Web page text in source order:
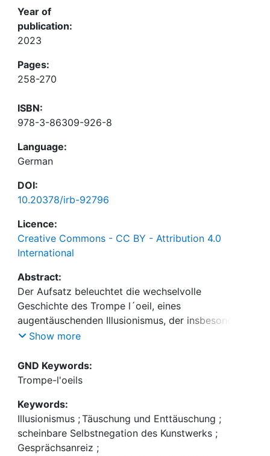
Year of
publication:
2023
Pages:
258-270
ISBN:
978-3-86309-926-8
Language:
German
DOI:
10.20378/irb-92796
Licence:
Creative Commons - CC BY - Attribution 4.0
International
Abstract:
Der Aufsatz beleuchtet die wechselvolle
Geschichte des Trompe l´oeil, eines
augentäuschenden Illusionismus, der insbesondere
in der Malerei realisiert wurde. Nach einer
in der hellenistischen und römischen Kunst wurde
der Illusionismus von den Kirchenvätern abgelehnt,
Höhepunkt erreichte er im 17. Jhd., in dem die
handwerkliche Spitzenleistung der täuschend echt
wirkenden Darstellung aber auch bereits als trivial
bewertet wurde - eine Aufassung, die sich in der
Show more
GND Keywords:
Trompe-l'oeils
Keywords:
Illusionismus ;Täuschung und Enttäuschung ;
scheinbare Selbstnegation des Kunstwerks ;
Gesprächsanreiz ;